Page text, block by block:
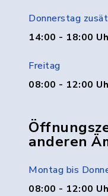
Donnerstag
14:00 - 18:00
Freitag
08:00 - 12:00
anderen
Montag bis
08:00 - 12:00